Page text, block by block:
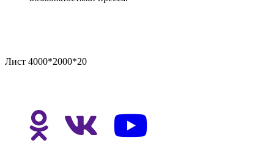
Лист 4000*2000*20